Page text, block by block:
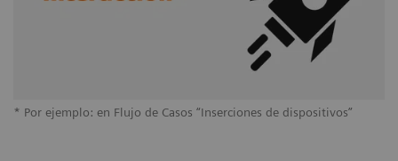
* Por ejemplo: en Flujo de Casos “Inserciones de dispositivos”